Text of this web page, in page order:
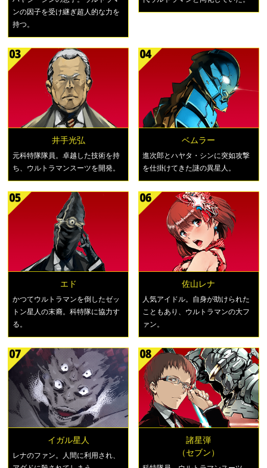
ンの因子を受け継ぎ超人的な力を
持つ。
井手光弘
元科特隊隊員。卓越した技術を持
ち、ウルトラマンスーツを開発。
ベムラー
進次郎とハヤタ・シンに突如攻撃
を仕掛けてきた謎の異星人。
エド
かつてウルトラマンを倒したゼッ
トン星人の末裔。科特隊に協力す
る。
佐山レナ
人気アイドル。自身が助けられた
こともあり、ウルトラマンの大フ
ァン。
イガル星人
レナのファン。人間に利用され、
諸星弾
（セブン）